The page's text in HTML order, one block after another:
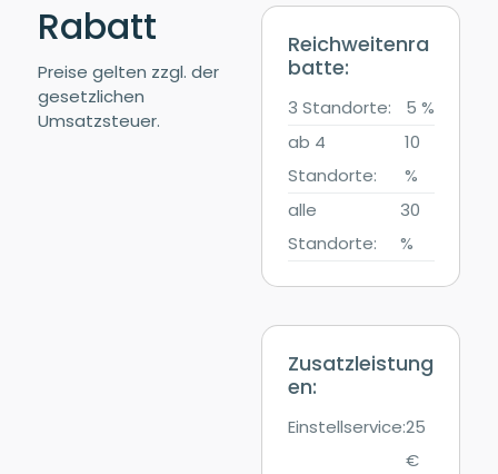
Rabatt
Preise gelten zzgl. der
gesetzlichen
Umsatzsteuer.
Reichweitenra
batte:
3 Standorte:
5 %
ab 4
Standorte:
10
%
alle
Standorte:
30
%
Zusatzleistung
en:
Einstellservice:25
€